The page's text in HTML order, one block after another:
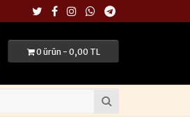
0 ürün - 0,00 TL